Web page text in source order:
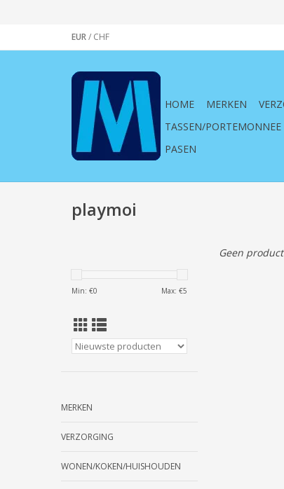
EUR/ CHF
HOME MERKEN
TASSEN/PORTEMONNEE
PASEN
playmoi
Min: €0 Max: €5
MERKEN
VERZORGING
WONEN/KOKEN/HUISHOUDEN
Geen